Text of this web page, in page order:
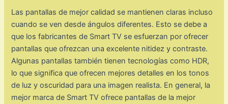
Las pantallas de mejor calidad se mantienen claras incluso
cuando se ven desde ángulos diferentes. Esto se debe a
que los fabricantes de Smart TV se esfuerzan por ofrecer
pantallas que ofrezcan una excelente nitidez y contraste.
Algunas pantallas también tienen tecnologías como HDR,
lo que significa que ofrecen mejores detalles en los tonos
de luz y oscuridad para una imagen realista. En general, la
mejor marca de Smart TV ofrece pantallas de la mejor